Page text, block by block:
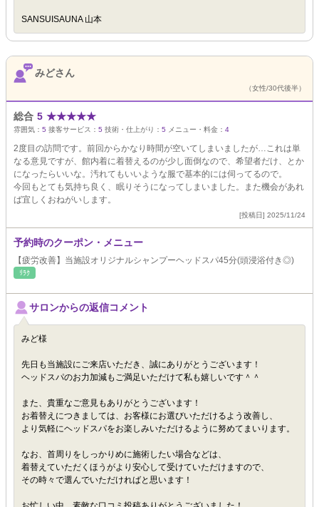
SANSUISAUNA 山本
みどさん
（女性/30代後半）
総合 5 ★★★★★
雰囲気： 5 接客サービス： 5 技術・仕上がり： 5 メニュー・料金： 4
2度目の訪問です。前回からかなり時間が空いてしまいましたが…これは単
なる意見ですが、館内着に着替えるのが少し面倒なので、希望者だけ、とか
になったらいいな。汚れてもいいような服で基本的には伺ってるので。
今回もとても気持ち良く、眠りそうになってしまいました。また機会があれ
ば宜しくおねがいします。
[投稿日] 2025/11/24
予約時のクーポン・メニュー
【疲労改善】当施設オリジナルシャンプーヘッドスパ45分(頭浸浴付き◎)
ﾘﾗｸ
サロンからの返信コメント
みど様
先日も当施設にご来店いただき、誠にありがとうございます！
ヘッドスパのお力加減もご満足いただけて私も嬉しいです＾＾
また、貴重なご意見もありがとうございます！
お着替えにつきましては、お客様にお選びいただけるよう改善し、
より気軽にヘッドスパをお楽しみいただけるように努めてまいります。
なお、首周りをしっかりめに施術したい場合などは、
着替えていただくほうがより安心して受けていただけますので、
その時々で選んでいただければと思います！